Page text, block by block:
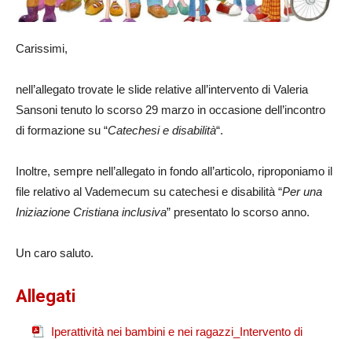
Carissimi,
nell’allegato trovate le slide relative all’intervento di Valeria
Sansoni tenuto lo scorso 29 marzo in occasione dell’incontro
di formazione su “Catechesi e disabilità“.
Inoltre, sempre nell’allegato in fondo all’articolo, riproponiamo il
file relativo al Vademecum su catechesi e disabilità “Per una
Iniziazione Cristiana inclusiva” presentato lo scorso anno.
Un caro saluto.
Allegati
Iperattività nei bambini e nei ragazzi_Intervento di